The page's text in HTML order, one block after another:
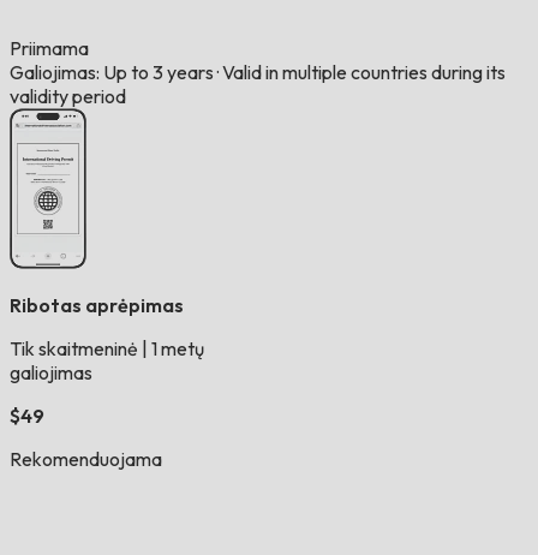
Priimama
Galiojimas: Up to 3 years ·Valid in multiple countries during its
validity period
Ribotas aprėpimas
Tik skaitmeninė 1 metų
galiojimas
$49
Rekomenduojama